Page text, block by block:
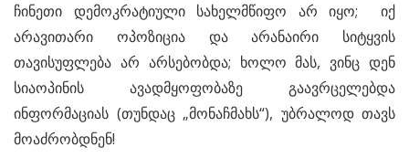
ჩინეთი დემოკრატიული სახელმწიფო არ იყო; იქ
არავითარი ოპოზიცია და არანაირი სიტყვის
თავისუფლება არ არსებობდა; ხოლო მას, ვინც დენ
სიაოპინის ავადმყოფობაზე გაავრცელებდა
ინფორმაციას (თუნდაც „მონაჩმახს“), უბრალოდ თავს
მოაძრობდნენ!